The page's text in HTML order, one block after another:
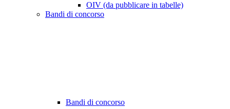
OIV (da pubblicare in tabelle)
Bandi di concorso
Bandi di concorso